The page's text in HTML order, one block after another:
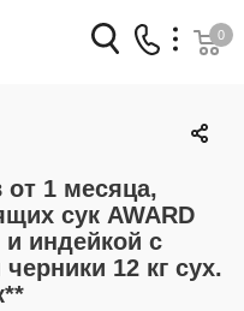
звонок
79-04-04
959-88-32
0
1 месяца,
сук AWARD
индейкой с
12 кг сух.